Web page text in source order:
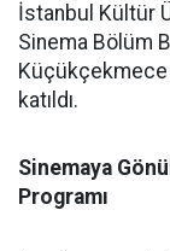
İstanbul Kültür
Sinema Bölüm
katıldı.
Sinemaya
Programı